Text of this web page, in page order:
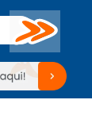
Buscar